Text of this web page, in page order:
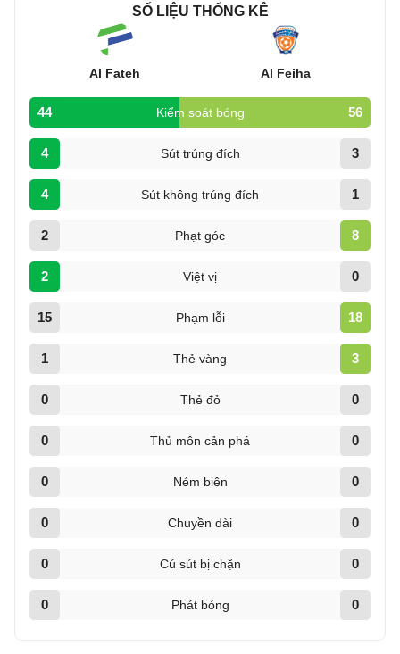
SỐ LIỆU THỐNG KÊ
Al Fateh Al Feiha
44 Kiểm soát bóng 56
4 Sút trúng đích 3
4 Sút không trúng đích 1
2 Phạt góc 8
2 Việt vị 0
15 Phạm lỗi 18
1 Thẻ vàng 3
0 Thẻ đỏ 0
0 Thủ môn cản phá 0
0 Ném biên 0
0 Chuyền dài 0
0 Cú sút bị chặn 0
0 Phát bóng 0